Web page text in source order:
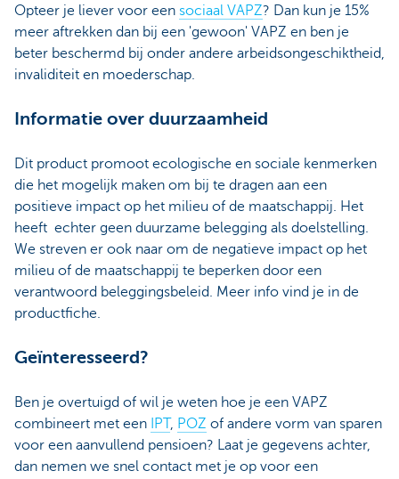
Opteer je liever voor een sociaal VAPZ? Dan kun je 15%
meer aftrekken dan bij een 'gewoon' VAPZ en ben je
beter beschermd bij onder andere arbeidsongeschiktheid,
invaliditeit en moederschap.
Informatie over duurzaamheid
Dit product promoot ecologische en sociale kenmerken
die het mogelijk maken om bij te dragen aan een
positieve impact op het milieu of de maatschappij. Het
heeft echter geen duurzame belegging als doelstelling.
We streven er ook naar om de negatieve impact op het
milieu of de maatschappij te beperken door een
verantwoord beleggingsbeleid. Meer info vind je in de
productfiche.
Geïnteresseerd?
Ben je overtuigd of wil je weten hoe je een VAPZ
combineert met een IPT, POZ of andere vorm van sparen
voor een aanvullend pensioen? Laat je gegevens achter,
dan nemen we snel contact met je op voor een